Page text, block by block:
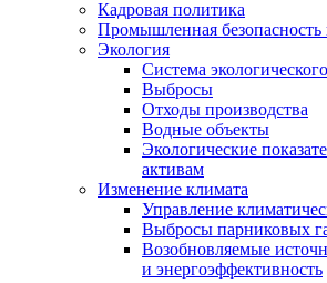
Кадровая политика
Промышленная безопасность
Экология
Система
Выбросы
Отходы производства
Водные объекты
Экологические
активам
Изменение климата
Управление
Выбросы парниковых
Возобновляемые
и энергоэффективность